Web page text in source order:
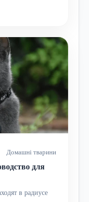
Домашні тварини
для
в радиусе